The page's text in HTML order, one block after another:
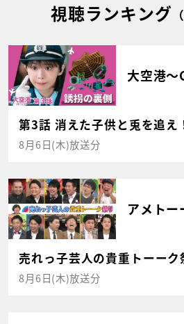
視聴ランキング
大空港～
第3話 消えた子供と兎を追え
8月6日(木)放送分
アメトー
売れっ子芸人の貴重トーー
8月6日(木)放送分